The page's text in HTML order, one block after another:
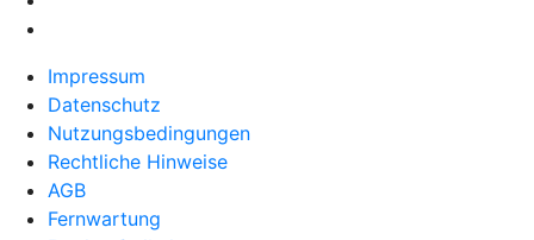
Impressum
Datenschutz
Nutzungsbedingungen
Rechtliche Hinweise
AGB
Fernwartung